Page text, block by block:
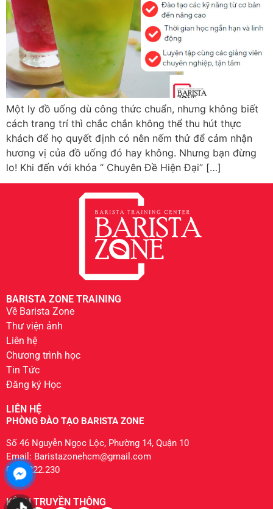
Một ly đồ uống dù công thức chuẩn, nhưng không biết
cách trang trí thì chắc chắn không thể thu hút thực
khách để họ quyết định có nên nếm thử để cảm nhận
hương vị của đồ uống đó hay không. Nhưng bạn đừng
lo! Khi đến với khóa “ Chuyên Đề Hiện Đại” […]
BARISTA ZONE TRAINING
Về Barista Zone
Thư viện ảnh
Liên hệ
Chương trình học
Tin Tức
Đăng ký Học
LIÊN HỆ
PHÒNG ĐÀO TẠO BARISTA ZONE
Số 46 Nguyễn Ngọc Lộc, Phường 14, Quận 10
Email: Baristazonehcm@gmail.com
0904.222.230
KÊNH TRUYỀN THÔNG